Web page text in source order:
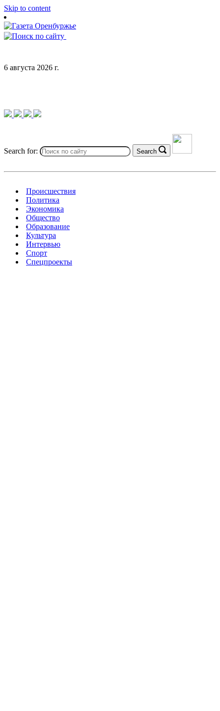
Skip to content
6 августа 2026 г.
Search for: Search
Происшествия
Политика
Экономика
Общество
Образование
Культура
Интервью
Спорт
Спецпроекты